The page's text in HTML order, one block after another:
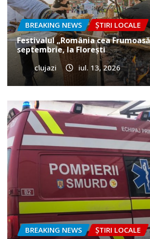
BREAKING NEWS ȘTIRI LOCALE
Festivalul „România cea
septembrie, la Florești
clujazi iul. 13, 2026
BREAKING NEWS ȘTIRI LOCALE